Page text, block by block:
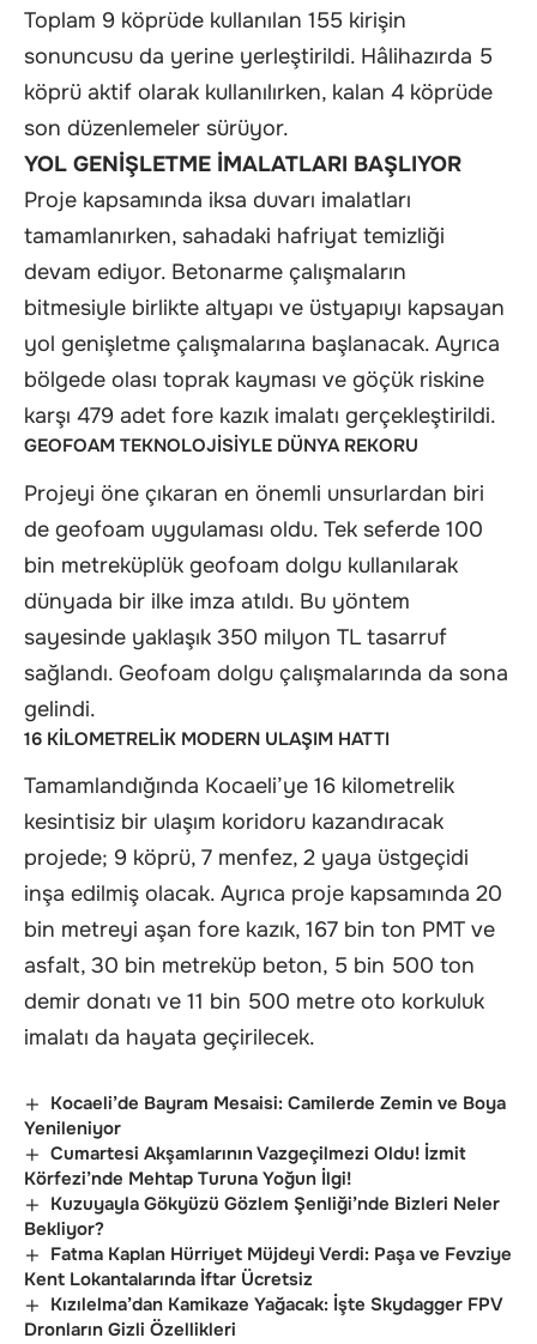
Toplam 9 köprüde kullanılan 155 kirişin
sonuncusu da yerine yerleştirildi. Hâlihazırda 5
köprü aktif olarak kullanılırken, kalan 4 köprüde
son düzenlemeler sürüyor.
YOL GENİŞLETME İMALATLARI BAŞLIYOR
Proje kapsamında iksa duvarı imalatları
tamamlanırken, sahadaki hafriyat temizliği
devam ediyor. Betonarme çalışmaların
bitmesiyle birlikte altyapı ve üstyapıyı kapsayan
yol genişletme çalışmalarına başlanacak. Ayrıca
bölgede olası toprak kayması ve göçük riskine
karşı 479 adet fore kazık imalatı gerçekleştirildi.
GEOFOAM TEKNOLOJİSİYLE DÜNYA REKORU
Projeyi öne çıkaran en önemli unsurlardan biri
de geofoam uygulaması oldu. Tek seferde 100
bin metreküplük geofoam dolgu kullanılarak
dünyada bir ilke imza atıldı. Bu yöntem
sayesinde yaklaşık 350 milyon TL tasarruf
sağlandı. Geofoam dolgu çalışmalarında da sona
gelindi.
16 KİLOMETRELİK MODERN ULAŞIM HATTI
Tamamlandığında Kocaeli’ye 16 kilometrelik
kesintisiz bir ulaşım koridoru kazandıracak
projede; 9 köprü, 7 menfez, 2 yaya üstgeçidi
inşa edilmiş olacak. Ayrıca proje kapsamında 20
bin metreyi aşan fore kazık, 167 bin ton PMT ve
asfalt, 30 bin metreküp beton, 5 bin 500 ton
demir donatı ve 11 bin 500 metre oto korkuluk
imalatı da hayata geçirilecek.
Kocaeli’de Bayram Mesaisi: Camilerde Zemin ve Boya
Yenileniyor
Cumartesi Akşamlarının Vazgeçilmezi Oldu! İzmit
Körfezi’nde Mehtap Turuna Yoğun İlgi!
Kuzuyayla Gökyüzü Gözlem Şenliği’nde Bizleri Neler
Bekliyor?
Fatma Kaplan Hürriyet Müjdeyi Verdi: Paşa ve Fevziye
Kent Lokantalarında İftar Ücretsiz
Kızılelma’dan Kamikaze Yağacak: İşte Skydagger FPV
Dronların Gizli Özellikleri